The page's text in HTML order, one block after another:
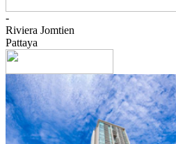
-
Riviera Jomtien
Pattaya